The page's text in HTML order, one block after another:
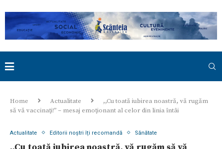
Home Actualitate
,,Cu toată iubirea noastră, vă rugăm
să vă vaccinaţi!” – mesaj emoţionant al celor din linia întâi
Actualitate Editorii noștri îți recomandă Sănătate